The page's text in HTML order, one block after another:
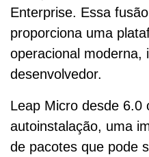
Enterprise. Essa
proporciona uma
operacional moderna,
desenvolvedor.
Leap Micro desde 6.0
autoinstalação, uma
de pacotes que pode